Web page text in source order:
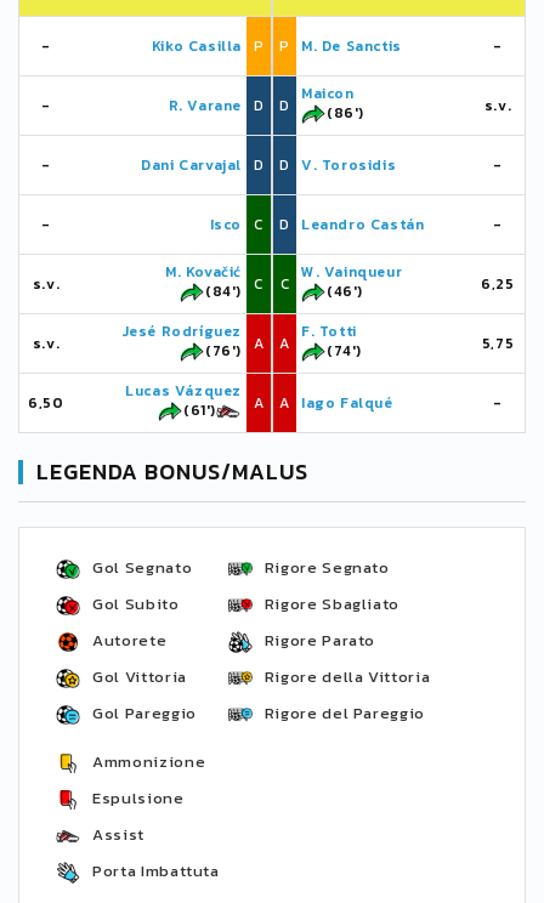
- Kiko Casilla P
- R. Varane D
- Dani Carvajal D
- Isco C
s.v.
M. Kovačić
(84')
C
s.v.
Jesé Rodríguez
(76')
A
6,50
Lucas Vázquez
(61')
A
P M. De Sanctis -
D
Maicon
(86')
s.v.
D V. Torosidis -
D Leandro Castán -
C
W. Vainqueur
(46')
6,25
A
F. Totti
(74')
5,75
A Iago Falqué -
LEGENDA BONUS/MALUS
Gol Segnato
Gol Subito
Autorete
Gol Vittoria
Gol Pareggio
Rigore Segnato
Rigore Sbagliato
Rigore Parato
Rigore della Vittoria
Rigore del Pareggio
Ammonizione
Espulsione
Assist
Porta Imbattuta